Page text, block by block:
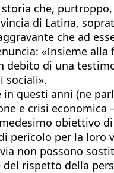
che,
di Latina,
che ad
«Insieme
di una
sociali».
questi anni (ne
e crisi
obiettivo
pericolo per la
non possono
rispetto della